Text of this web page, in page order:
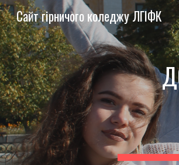
Сайт гірничого коледжу ЛГІФК